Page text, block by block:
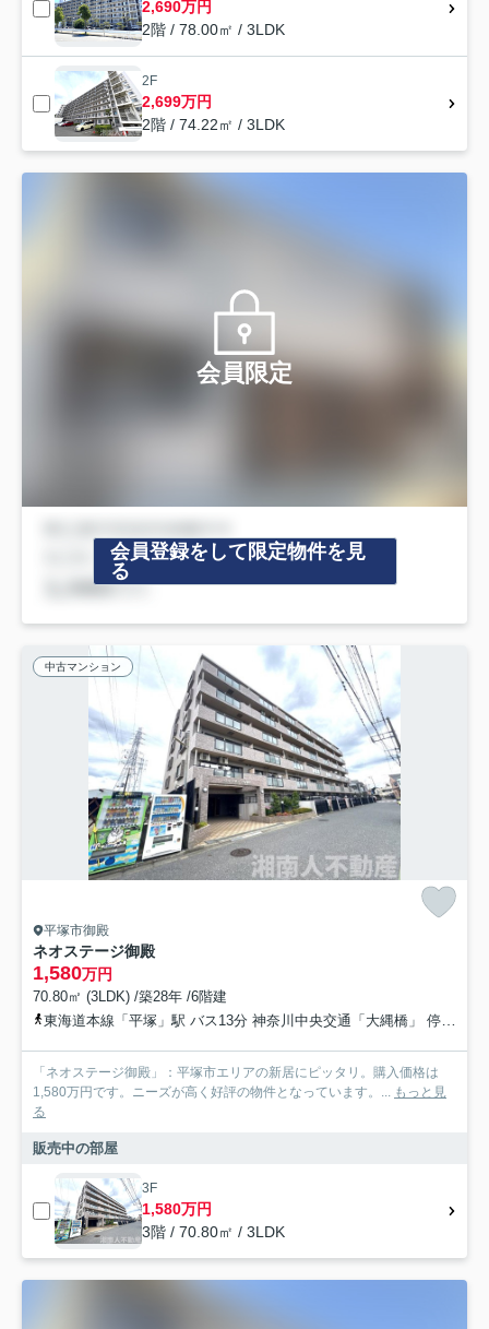
2,690万円
2階 / 78.00㎡ / 3LDK
2F
2,699万円
2階 / 74.22㎡ / 3LDK
会員限定
会員登録をして限定物件を見
る
中古マンション
平塚市御殿
ネオステージ御殿
1,580万円
70.80㎡ (3LDK) /築28年 /6階建
東海道本線「平塚」駅 バス13分 神奈川中央交通「大縄橋」 停歩3分
「ネオステージ御殿」：平塚市エリアの新居にピッタリ。購入価格は
1,580万円です。ニーズが高く好評の物件となっています。... もっと見
る
販売中の部屋
3F
1,580万円
3階 / 70.80㎡ / 3LDK